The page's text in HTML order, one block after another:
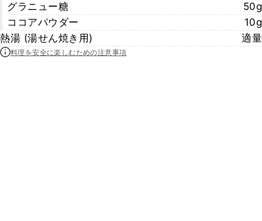
グラニュー糖
50g
ココアパウダー
10g
熱湯 (湯せん焼き用)
適量
料理を安全に楽しむための注意事項